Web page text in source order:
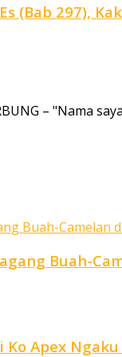
(Bab 297),
– "Nama
Buah-
Ko Apex